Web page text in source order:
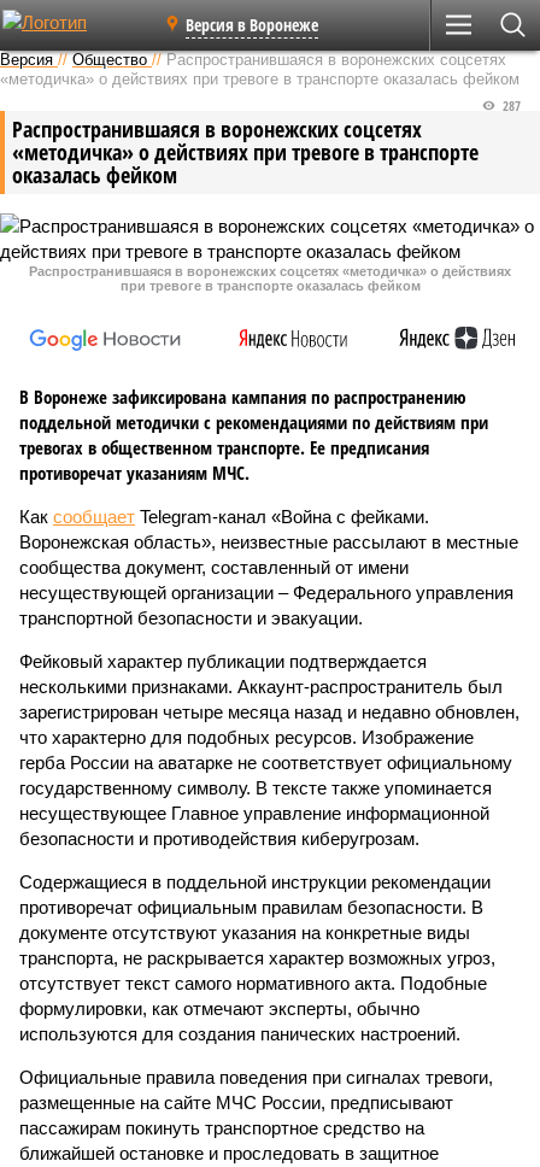
Версия в Воронеже
Версия //Общество //Распространившаяся в воронежских соцсетях
«методичка» о действиях при тревоге в транспорте оказалась фейком
Распространившаяся в воронежских соцсетях
«методичка» о действиях при тревоге в транспорте
оказалась фейком
287
Распространившаяся в воронежских соцсетях «методичка» о действиях
при тревоге в транспорте оказалась фейком
В Воронеже зафиксирована кампания по распространению
поддельной методички с рекомендациями по действиям при
тревогах в общественном транспорте. Ее предписания
противоречат указаниям МЧС.
Как сообщает Telegram-канал «Война с фейками.
Воронежская область», неизвестные рассылают в местные
сообщества документ, составленный от имени
несуществующей организации – Федерального управления
транспортной безопасности и эвакуации.
Фейковый характер публикации подтверждается
несколькими признаками. Аккаунт-распространитель был
зарегистрирован четыре месяца назад и недавно обновлен,
что характерно для подобных ресурсов. Изображение
герба России на аватарке не соответствует официальному
государственному символу. В тексте также упоминается
несуществующее Главное управление информационной
безопасности и противодействия киберугрозам.
Содержащиеся в поддельной инструкции рекомендации
противоречат официальным правилам безопасности. В
документе отсутствуют указания на конкретные виды
транспорта, не раскрывается характер возможных угроз,
отсутствует текст самого нормативного акта. Подобные
формулировки, как отмечают эксперты, обычно
используются для создания панических настроений.
Официальные правила поведения при сигналах тревоги,
размещенные на сайте МЧС России, предписывают
пассажирам покинуть транспортное средство на
ближайшей остановке и проследовать в защитное